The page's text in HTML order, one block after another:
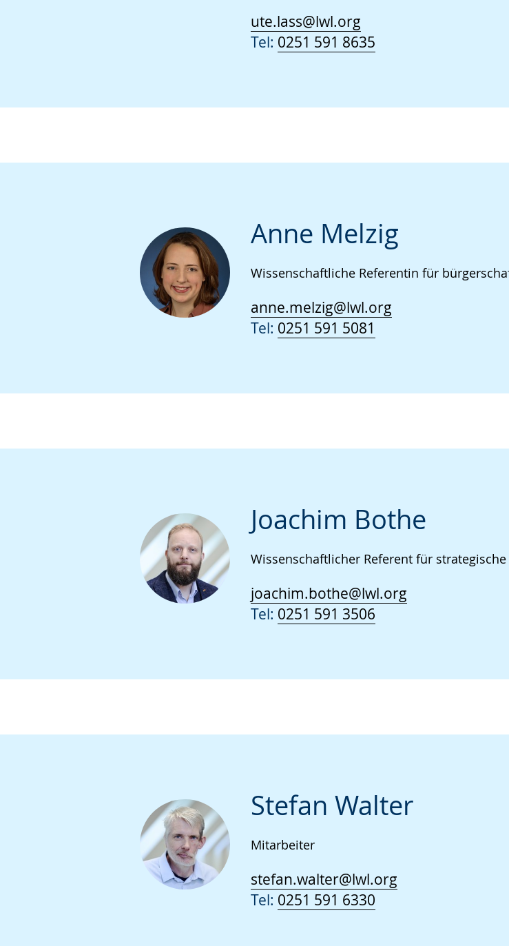
ute.lass@lwl.org
Tel: 0251 591 8635
Anne Melzig
Wissenschaftliche Referentin für
anne.melzig@lwl.org
Tel: 0251 591 5081
Joachim Bothe
Wissenschaftlicher Referent für
joachim.bothe@lwl.org
Tel: 0251 591 3506
Stefan Walter
Mitarbeiter
stefan.walter@lwl.org
Tel: 0251 591 6330